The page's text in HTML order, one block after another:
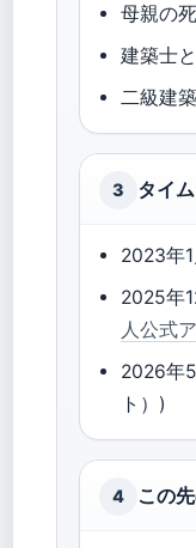
母親の
建築士
二級建
3 タイ
2023年
2025年
人公式
2026年
ト）)
4 この